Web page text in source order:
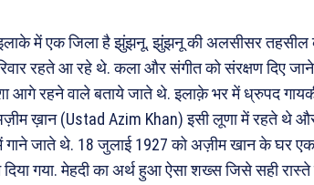
में एक जिला है झुंझनू. झुंझनू की अलसीसर तहसील
रहते आ रहे थे. कला और संगीत को संरक्षण दिए
आगे रहने वाले बताये जाते थे. इलाक़े भर में ध्रुपद
ख़ान (Ustad Azim Khan) इसी लूणा में रहते थे
गाने जाते थे. 18 जुलाई 1927 को अज़ीम खान के घर
गया. मेहदी का अर्थ हुआ ऐसा शख्स जिसे सही